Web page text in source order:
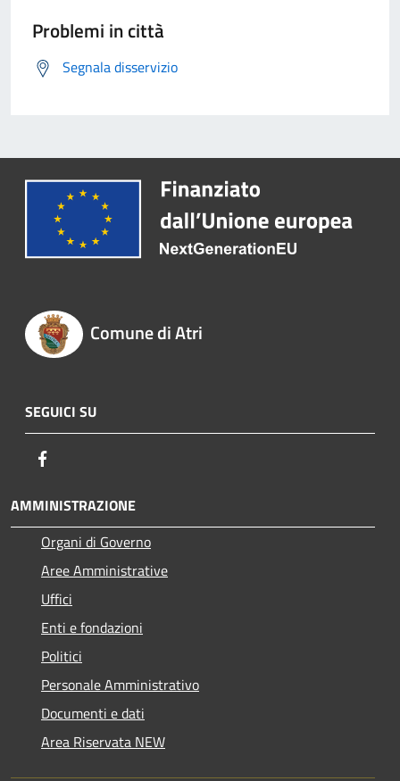
Problemi in città
Segnala disservizio
Comune di Atri
SEGUICI SU
AMMINISTRAZIONE
Organi di Governo
Aree Amministrative
Uffici
Enti e fondazioni
Politici
Personale Amministrativo
Documenti e dati
Area Riservata NEW